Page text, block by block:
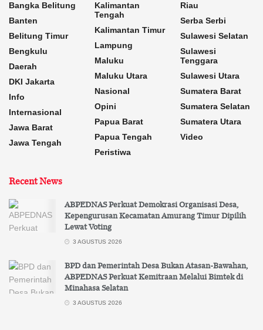
Bangka Belitung
Banten
Belitung Timur
Bengkulu
Daerah
DKI Jakarta
Info
Internasional
Jawa Barat
Jawa Tengah
Kalimantan
Tengah
Kalimantan Timur
Lampung
Maluku
Maluku Utara
Nasional
Opini
Papua Barat
Papua Tengah
Peristiwa
Riau
Serba Serbi
Sulawesi Selatan
Sulawesi
Tenggara
Sulawesi Utara
Sumatera Barat
Sumatera Selatan
Sumatera Utara
Video
Recent News
ABPEDNAS Perkuat Demokrasi Organisasi Desa,
Kepengurusan Kecamatan Amurang Timur Dipilih
Lewat Voting
3 AGUSTUS 2026
BPD dan Pemerintah Desa Bukan Atasan-Bawahan,
ABPEDNAS Perkuat Kemitraan Melalui Bimtek di
Minahasa Selatan
3 AGUSTUS 2026